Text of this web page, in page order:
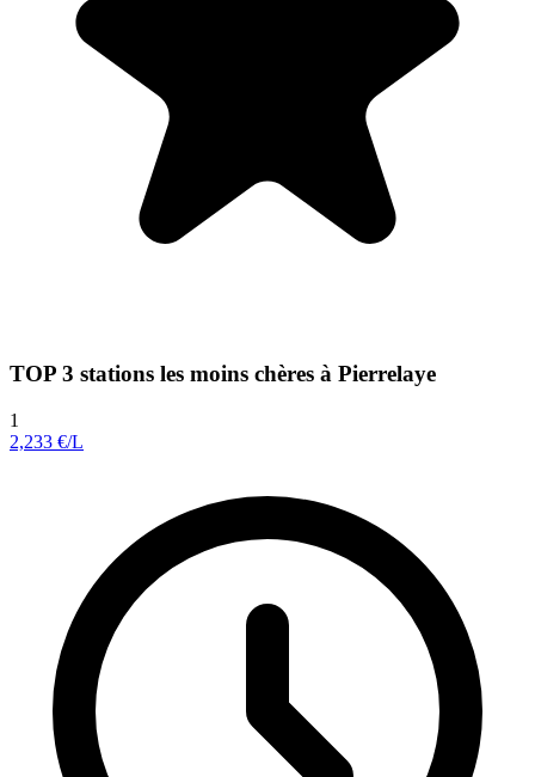
TOP 3 stations les moins chères à Pierrelaye
1
2,233 €/L